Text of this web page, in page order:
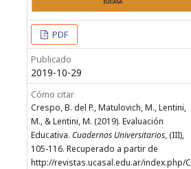
PDF
Publicado
2019-10-29
Cómo citar
Crespo, B. del P., Matulovich, M., Lentini,
M., & Lentini, M. (2019). Evaluación
Educativa. Cuadernos Universitarios, (III),
105-116. Recuperado a partir de
http://revistas.ucasal.edu.ar/index.php/C